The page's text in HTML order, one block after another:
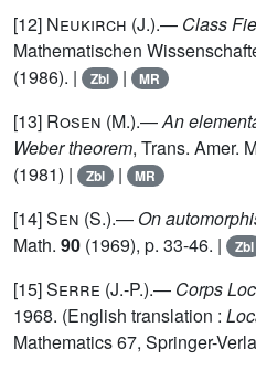
[12] Neukirch (J.).— Class
Mathematischen
(1986). |
Zbl | MR
[13] Rosen (M.).—An
Weber theorem, Trans. Amer.
(1981) |
Zbl | MR
[14]Sen (S.).— On
Math. 90 (1969), p. 33-46. | Zbl
[15]Serre (J.-P.).— Corps
1968. (English translation :
Mathematics 67, Springer-